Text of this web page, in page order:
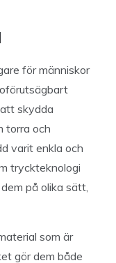
för människor
skydda
torra och
varit enkla och
tryckteknologi
på olika sätt,
som är
gör dem både